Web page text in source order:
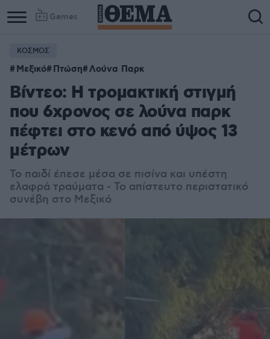
Games
ΚΟΣΜΟΣ
Μεξικό Πτώση Λούνα Παρκ
Βίντεο: Η τρομακτική στιγμή
που 6χρονος σε λούνα παρκ
πέφτει στο κενό από ύψος 13
μέτρων
Το παιδί έπεσε μέσα σε πισίνα και υπέστη
ελαφρά τραύματα - Το απίστευτο περιστατικό
συνέβη στο Μεξικό